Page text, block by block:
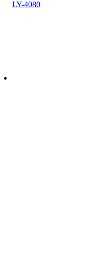
LY-4080